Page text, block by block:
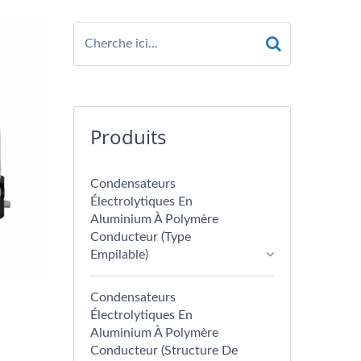
Produits
Condensateurs
Électrolytiques En
Aluminium À Polymère
Conducteur (type
Empilable)
Condensateurs
Électrolytiques En
Aluminium À Polymère
Conducteur (structure De